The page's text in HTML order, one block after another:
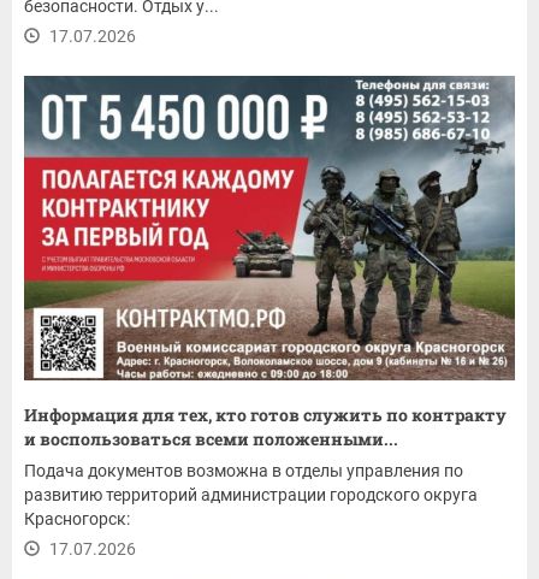
безопасности. Отдых у...
17.07.2026
Информация для тех, кто готов служить по контракту
и воспользоваться всеми положенными...
Подача документов возможна в отделы управления по
развитию территорий администрации городского округа
Красногорск:
17.07.2026